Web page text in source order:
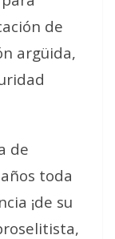
de
argüida,
de
toda
¡de su